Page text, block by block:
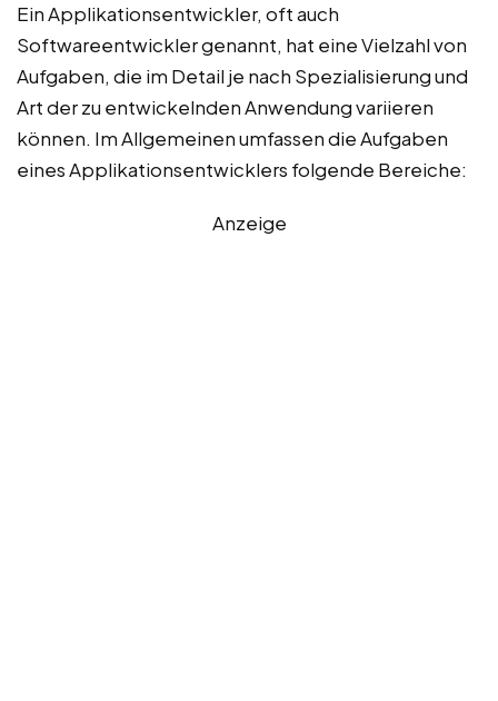
Ein Applikationsentwickler, oft auch
Softwareentwickler genannt, hat eine Vielzahl von
Aufgaben, die im Detail je nach Spezialisierung und
Art der zu entwickelnden Anwendung variieren
können. Im Allgemeinen umfassen die Aufgaben
eines Applikationsentwicklers folgende Bereiche:
Anzeige